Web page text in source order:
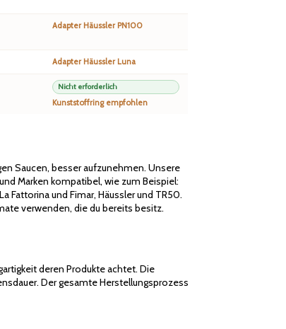
Adapter Häussler PN100
Adapter Häussler Luna
Nicht erforderlich
Kunststoffring empfohlen
Saucen, besser aufzunehmen. Unsere
Marken kompatibel, wie zum Beispiel:
Fattorina und Fimar, Häussler und TR50.
verwenden, die du bereits besitz.
deren Produkte achtet. Die
Der gesamte Herstellungsprozess